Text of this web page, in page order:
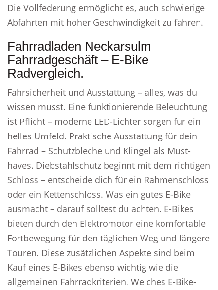
Die Vollfederung ermöglicht es, auch schwierige
Abfahrten mit hoher Geschwindigkeit zu fahren.
Fahrradladen Neckarsulm
Fahrradgeschäft – E-Bike
Radvergleich.
Fahrsicherheit und Ausstattung – alles, was du
wissen musst. Eine funktionierende Beleuchtung
ist Pflicht – moderne LED-Lichter sorgen für ein
helles Umfeld. Praktische Ausstattung für dein
Fahrrad – Schutzbleche und Klingel als Must-
haves. Diebstahlschutz beginnt mit dem richtigen
Schloss – entscheide dich für ein Rahmenschloss
oder ein Kettenschloss. Was ein gutes E-Bike
ausmacht – darauf solltest du achten. E-Bikes
bieten durch den Elektromotor eine komfortable
Fortbewegung für den täglichen Weg und längere
Touren. Diese zusätzlichen Aspekte sind beim
Kauf eines E-Bikes ebenso wichtig wie die
allgemeinen Fahrradkriterien. Welches E-Bike-